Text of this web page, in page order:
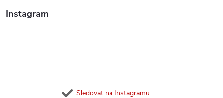
Instagram
Sledovat na Instagramu